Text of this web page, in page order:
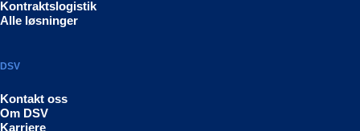
Kontraktslogistik
Alle løsninger
DSV
Kontakt oss
Om DSV
Karriere